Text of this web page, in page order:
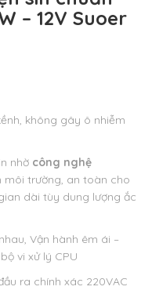
– 12V Suoer
không gây ô nhiễm
nhờ công nghệ
môi trường, an toàn cho
dài tùy dung lượng ắc
Vận hành êm ái –
vi xử lý CPU
ra chính xác 220VAC